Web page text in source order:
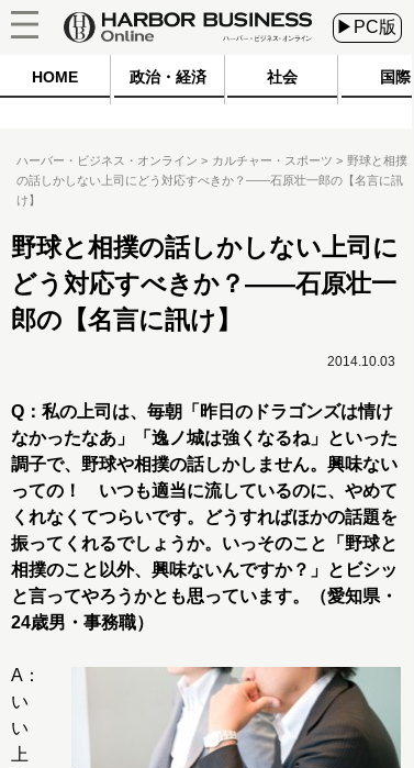
▶PC版
HOME 政治・経済 社会 国際
ハーバー・ビジネス・オンライン カルチャー・スポーツ
野球と相撲
の話しかしない上司にどう対応すべきか？――石原壮一郎の【名言に訊
け】
野球と相撲の話しかしない上司に
どう対応すべきか？――石原壮一
郎の【名言に訊け】
2014.10.03
Q：私の上司は、毎朝「昨日のドラゴンズは情け
なかったなあ」「逸ノ城は強くなるね」といった
調子で、野球や相撲の話しかしません。興味ない
っての！ いつも適当に流しているのに、やめて
くれなくてつらいです。どうすればほかの話題を
振ってくれるでしょうか。いっそのこと「野球と
相撲のこと以外、興味ないんですか？」とビシッ
と言ってやろうかとも思っています。（愛知県・
24歳男・事務職）
A：
い
い
上